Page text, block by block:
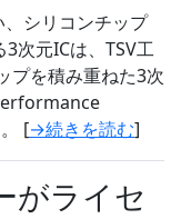
シリコンチップ
次元ICは、TSV工
プを積み重ねた3次
[→続きを読む]
がライセ